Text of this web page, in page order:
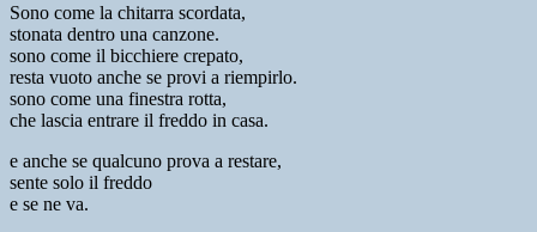
Sono come la chitarra scordata,
stonata dentro una canzone.
sono come il bicchiere crepato,
resta vuoto anche se provi a riempirlo.
sono come una finestra rotta,
che lascia entrare il freddo in casa.
e anche se qualcuno prova a restare,
sente solo il freddo
e se ne va.